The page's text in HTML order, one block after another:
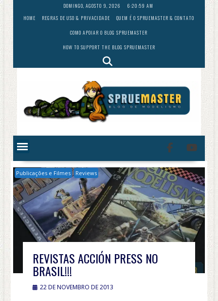
Skip
to
content
DOMINGO, AGOSTO 9, 2026
6:21:01 AM
HOME
REGRAS DE USO & PRIVACIDADE
QUEM É O SPRUEMASTER & CONTATO
COMO APOIAR O BLOG SPRUEMASTER
HOW TO SUPPORT THE BLOG SPRUEMASTER
Publicações e Filmes Reviews
REVISTAS ACCIÓN PRESS NO
BRASIL!!!
22 DE NOVEMBRO DE 2013